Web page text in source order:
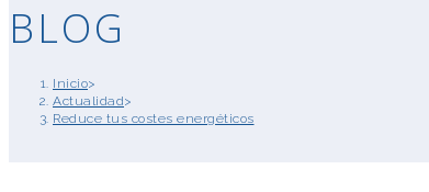
BLOG
Inicio>
Actualidad>
Reduce tus costes energéticos